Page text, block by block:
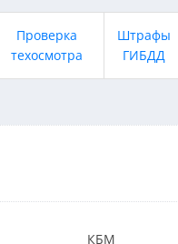
Проверка
техосмотра
Штрафы
ГИБДД
КБМ